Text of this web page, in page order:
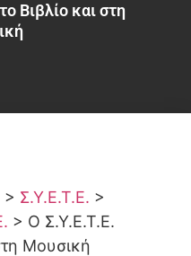
Βιβλίο και στη
> Σ.Υ.Ε.Τ.Ε. >
> Ο Σ.Υ.Ε.Τ.Ε.
Μουσική